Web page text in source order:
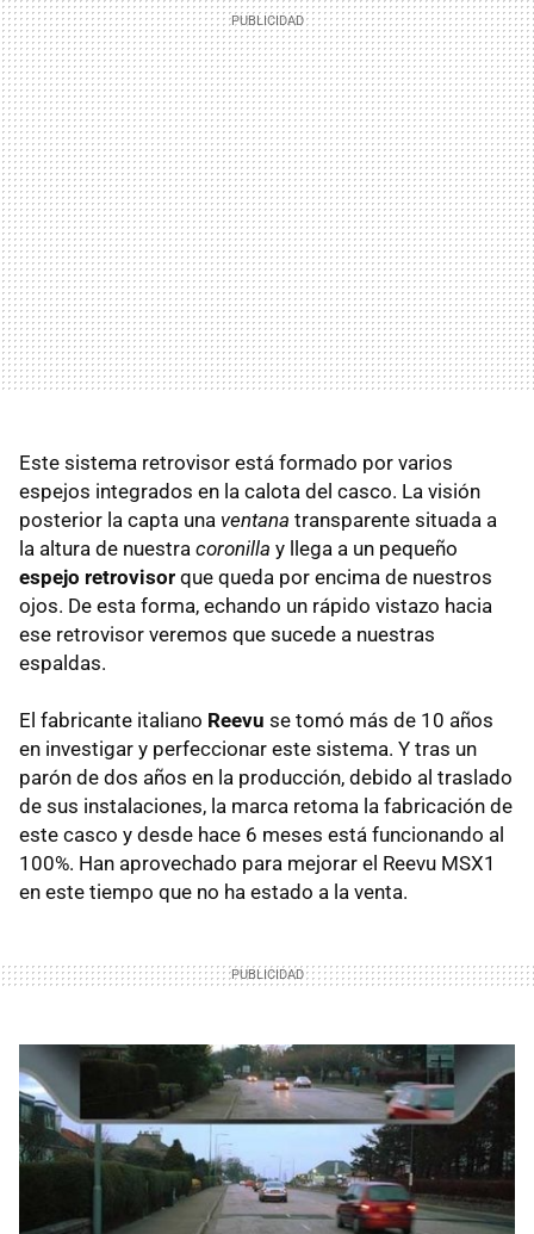
Este sistema retrovisor está formado por varios
espejos integrados en la calota del casco. La visión
posterior la capta una ventana transparente situada a
la altura de nuestra coronilla y llega a un pequeño
espejo retrovisor que queda por encima de nuestros
ojos. De esta forma, echando un rápido vistazo hacia
ese retrovisor veremos que sucede a nuestras
espaldas.
El fabricante italiano Reevu se tomó más de 10 años
en investigar y perfeccionar este sistema. Y tras un
parón de dos años en la producción, debido al traslado
de sus instalaciones, la marca retoma la fabricación de
este casco y desde hace 6 meses está funcionando al
100%. Han aprovechado para mejorar el Reevu MSX1
en este tiempo que no ha estado a la venta.